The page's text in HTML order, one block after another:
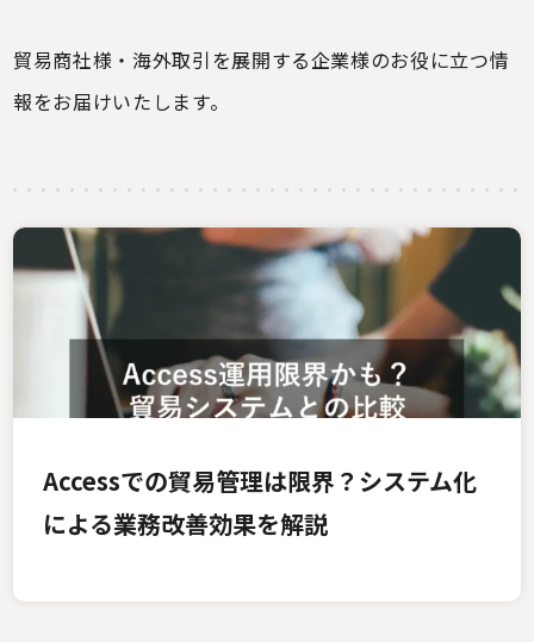
貿易商社様・海外取引を展開する企業様のお役に立つ情
報をお届けいたします。
Accessでの貿易管理は限界？システム化
による業務改善効果を解説